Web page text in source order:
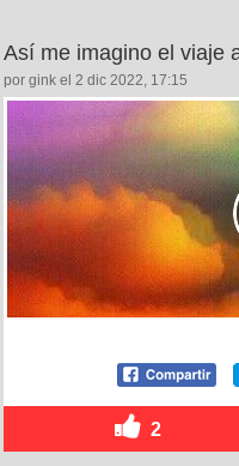
Así me imagino el viaje
por gink el 2 dic 2022, 17:15
2